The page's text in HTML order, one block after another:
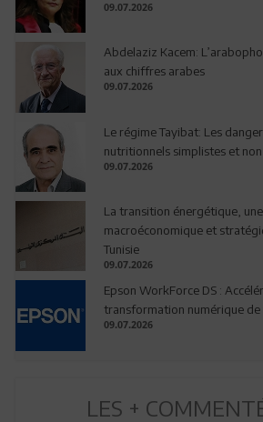
09.07.2026
Abdelaziz Kacem:
aux chiffres arabes
09.07.2026
Le régime Tayibat: Les
nutritionnels simplistes et
09.07.2026
La transition énergétique,
macroéconomique et
Tunisie
09.07.2026
Epson WorkForce DS :
transformation numérique
09.07.2026
LES +